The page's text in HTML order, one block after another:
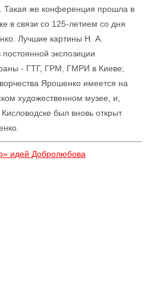
Такая же конференция прошла в
в связи со 125-летием со дня
Лучшие картины Н. А.
экспозиции
- ГТГ, ГРМ, ГМРИ в Киеве;
Ярошенко имеется на
художественном музее, и,
был вновь открыт
идей Добролюбова